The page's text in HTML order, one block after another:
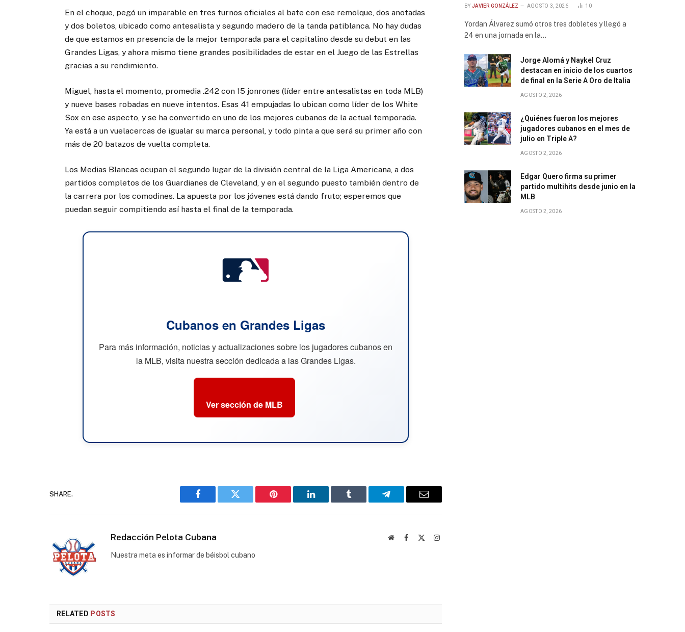
En el choque, pegó un imparable en tres turnos oficiales al bate con ese remolque, dos anotadas
y dos boletos, ubicado como antesalista y segundo madero de la tanda patiblanca. No hay dudas
de que estamos en presencia de la mejor temporada para el capitalino desde su debut en las
Grandes Ligas, y ahora mismo tiene grandes posibilidades de estar en el Juego de las Estrellas
gracias a su rendimiento.
Miguel, hasta el momento, promedia .242 con 15 jonrones (líder entre antesalistas en toda MLB)
y nueve bases robadas en nueve intentos. Esas 41 empujadas lo ubican como líder de los White
Sox en ese aspecto, y se ha convertido en uno de los mejores cubanos de la actual temporada.
Ya está a un vuelacercas de igualar su marca personal, y todo pinta a que será su primer año con
más de 20 batazos de vuelta completa.
Los Medias Blancas ocupan el segundo lugar de la división central de la Liga Americana, a dos
partidos completos de los Guardianes de Cleveland, y en el segundo puesto también dentro de
la carrera por los comodines. La apuesta por los jóvenes está dando fruto; esperemos que
puedan seguir compitiendo así hasta el final de la temporada.
Cubanos en Grandes Ligas
Para más información, noticias y actualizaciones sobre los jugadores cubanos en
la MLB, visita nuestra sección dedicada a las Grandes Ligas.
Ver sección de MLB
SHARE.
Facebook Twitter Pinterest LinkedIn Tumblr Telegram Email
Redacción Pelota Cubana WebsiteFacebook Instagram
Nuestra meta es informar de béisbol cubano
RELATED POSTS
BY JAVIER GONZÁLEZ AGOSTO 3, 2026 10
Yordan Álvarez sumó otros tres dobletes y llegó a
24 en una jornada en la…
Jorge Alomá y Naykel Cruz
destacan en inicio de los cuartos
de final en la Serie A Oro de Italia
AGOSTO 2, 2026
¿Quiénes fueron los mejores
jugadores cubanos en el mes de
julio en Triple A?
AGOSTO 2, 2026
Edgar Quero firma su primer
partido multihits desde junio en la
MLB
AGOSTO 2, 2026